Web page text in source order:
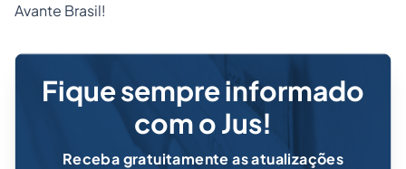
Avante Brasil!
Fique sempre informado
com o Jus!
Receba gratuitamente as atualizações